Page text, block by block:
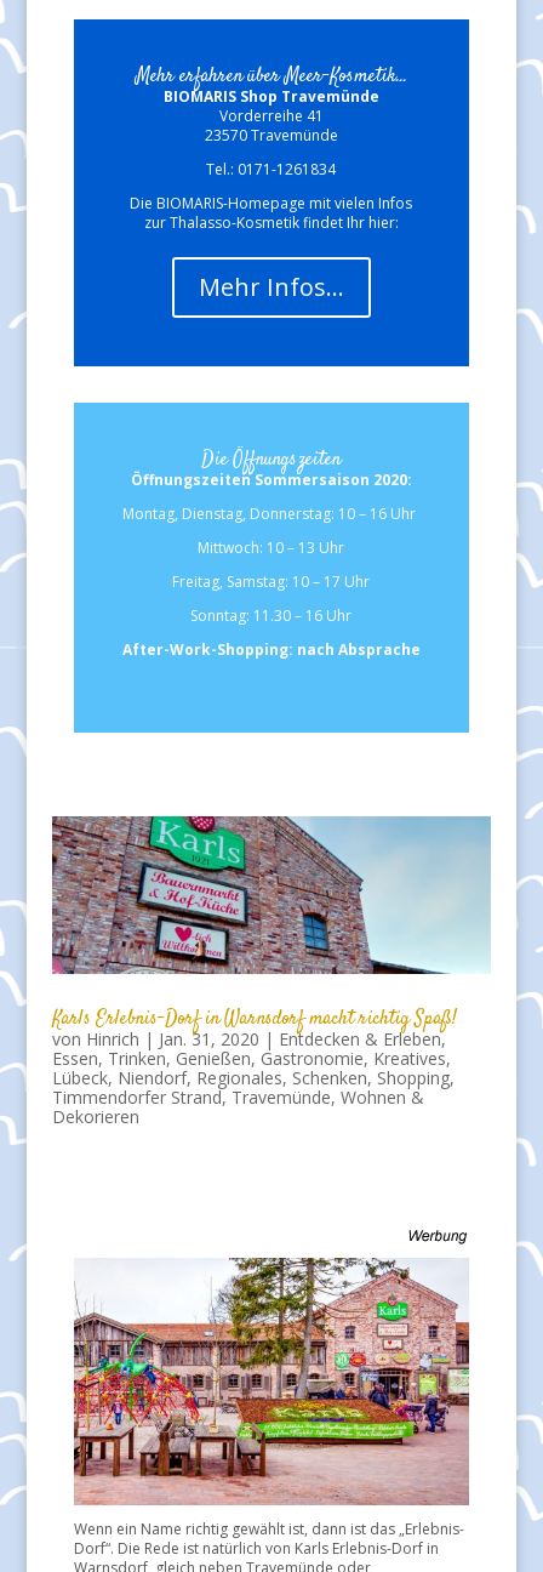
Mehr erfahren über Meer-Kosmetik...
BIOMARIS Shop Travemünde
Vorderreihe 41
23570 Travemünde
Tel.: 0171-1261834
Die BIOMARIS-Homepage mit vielen Infos
zur Thalasso-Kosmetik findet Ihr hier:
Mehr Infos…
Die Öffnungszeiten
Öffnungszeiten Sommersaison 2020:
Montag, Dienstag, Donnerstag: 10 – 16 Uhr
Mittwoch: 10 – 13 Uhr
Freitag, Samstag: 10 – 17 Uhr
Sonntag: 11.30 – 16 Uhr
After-Work-Shopping: nach Absprache
Karls Erlebnis-Dorf in Warnsdorf macht richtig Spaß!
von Hinrich | Jan. 31, 2020 | Entdecken & Erleben,
Essen, Trinken, Genießen, Gastronomie, Kreatives,
Lübeck, Niendorf, Regionales, Schenken, Shopping,
Timmendorfer Strand, Travemünde, Wohnen &
Dekorieren
Wenn ein Name richtig gewählt ist, dann ist das „Erlebnis-
Dorf“. Die Rede ist natürlich von Karls Erlebnis-Dorf in
Warnsdorf, gleich neben Travemünde oder